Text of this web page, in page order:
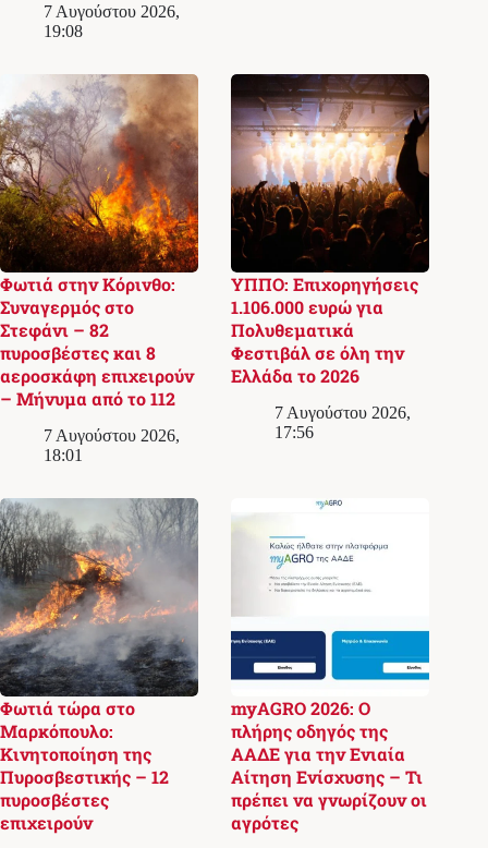
7 Αυγούστου 2026,
19:08
Φωτιά στην Κόρινθο:
Συναγερμός στο
Στεφάνι – 82
πυροσβέστες και 8
αεροσκάφη επιχειρούν
– Μήνυμα από το 112
7 Αυγούστου 2026,
18:01
ΥΠΠΟ: Επιχορηγήσεις
1.106.000 ευρώ για
Πολυθεματικά
Φεστιβάλ σε όλη την
Ελλάδα το 2026
7 Αυγούστου 2026,
17:56
Φωτιά τώρα στο
Μαρκόπουλο:
Κινητοποίηση της
Πυροσβεστικής – 12
πυροσβέστες
επιχειρούν
myAGRO 2026: Ο
πλήρης οδηγός της
ΑΑΔΕ για την Ενιαία
Αίτηση Ενίσχυσης – Τι
πρέπει να γνωρίζουν οι
αγρότες